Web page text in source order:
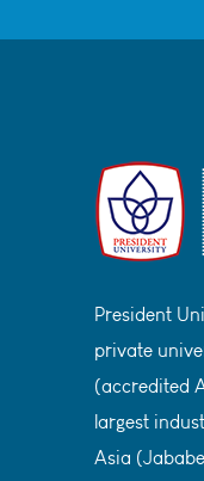
President
private
(accredited
largest
Asia